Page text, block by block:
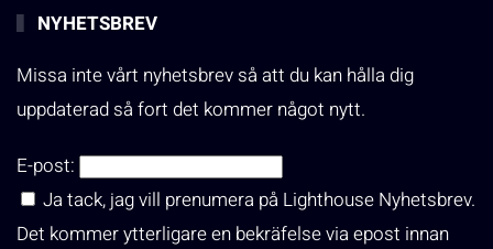
NYHETSBREV
Missa inte vårt nyhetsbrev så att du kan hålla dig
uppdaterad så fort det kommer något nytt.
E-post:
Ja tack, jag vill prenumera på Lighthouse Nyhetsbrev.
Det kommer ytterligare en bekräfelse via epost innan